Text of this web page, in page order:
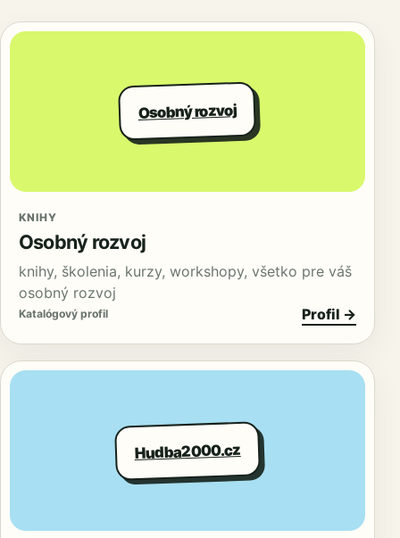
Osobný rozvoj
KNIHY
Osobný rozvoj
knihy, školenia, kurzy, workshopy, všetko pre váš
osobný rozvoj
Katalógový profil Profil →
Hudba2000.cz